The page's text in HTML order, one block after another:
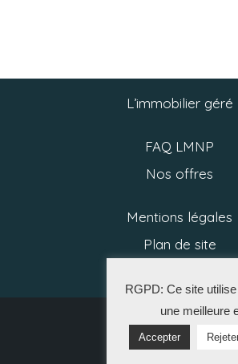
L’immobilier géré
FAQ LMNP
Nos offres
Mentions légales
Plan de site
2025 CGP
RGPD: Ce site
une meilleure
Accepter